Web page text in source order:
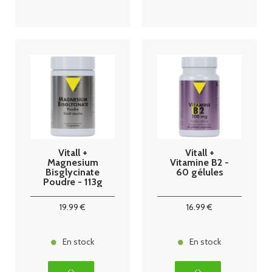
Vitall +
Magnesium
Bisglycinate
Poudre - 113g
19.99 €
En stock
Vitall +
Vitamine B2 -
60 gélules
16.99 €
En stock